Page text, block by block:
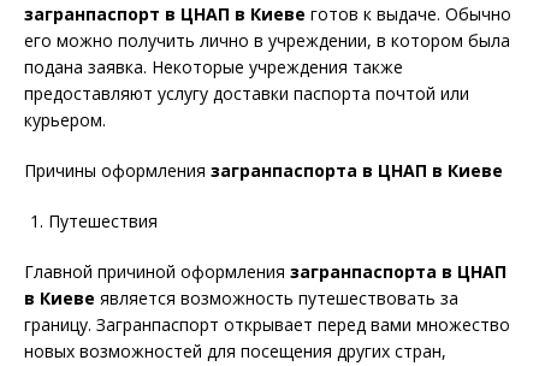
загранпаспорт в ЦНАП в Киеве готов к выдаче. Обычно
его можно получить лично в учреждении, в котором была
подана заявка. Некоторые учреждения также
предоставляют услугу доставки паспорта почтой или
курьером.
Причины оформления загранпаспорта в ЦНАП в Киеве
Путешествия
Главной причиной оформления загранпаспорта в ЦНАП
в Киеве является возможность путешествовать за
границу. Загранпаспорт открывает перед вами множество
новых возможностей для посещения других стран,